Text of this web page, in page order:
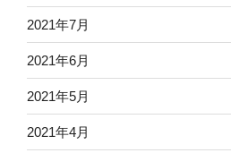
2021年7月
2021年6月
2021年5月
2021年4月